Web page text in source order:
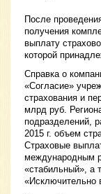
После
получения
выплату
которой
Справка о
«Согласие»
страхования и
млрд руб.
подразделений,
2015 г. объем
Страховые
международным
«стабильный», а
«Исключительно